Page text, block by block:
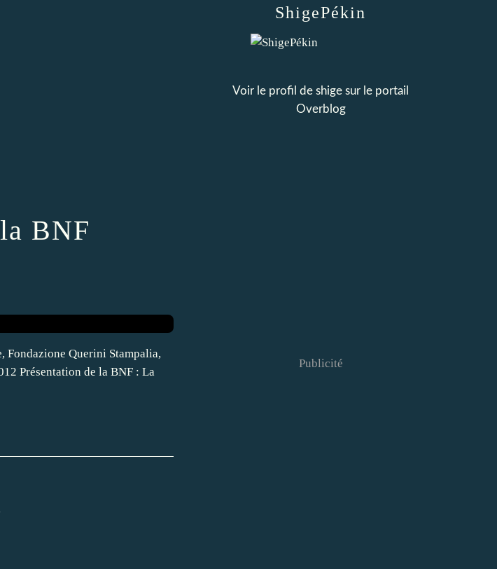
BNF
Fondazione Querini Stampalia,
Présentation de la BNF : La
ShigePékin
Voir le profil de shige sur le portail
Overblog
Publicité